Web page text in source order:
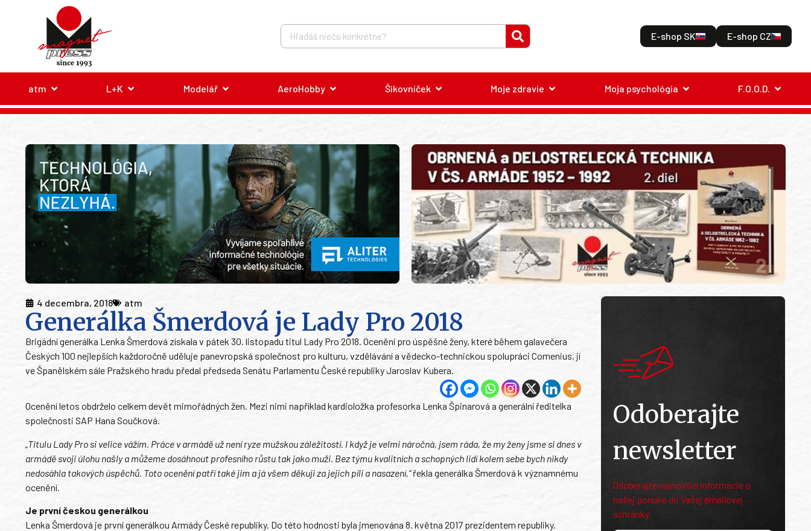
E-shop SK E-shop CZ
atm L+K Modelář AeroHobby Šikovníček Moje zdravie Moja psychológia F.O.O.D.
4 decembra, 2018 atm
Generálka Šmerdová je Lady Pro 2018
Brigádní generálka Lenka Šmerdová získala v pátek 30. listopadu titul Lady Pro 2018. Ocenění pro úspěšné ženy, které během galavečera
Českých 100 nejlepších každoročně uděluje panevropská společnost pro kulturu, vzdělávání a vědecko-technickou spolupráci Comenius, jí
ve Španělském sále Pražského hradu předal předseda Senátu Parlamentu České republiky Jaroslav Kubera.
Ocenění letos obdrželo celkem devět mimořádných žen. Mezi nimi například kardioložka profesorka Lenka Špinarová a generální ředitelka
společnosti SAP Hana Součková.
„Titulu Lady Pro si velice vážím. Práce v armádě už není ryze mužskou záležitostí. I když je velmi náročná, jsem ráda, že my ženy jsme si dnes v
armádě svoji úlohu našly a můžeme dosáhnout profesního růstu tak jako muži. Bez týmu kvalitních a schopných lidí kolem sebe bych nikdy
nedosáhla takových úspěchů. Toto ocenění patří také jim a já všem děkuji za jejich píli a nasazení,“řekla generálka Šmerdová k významnému
ocenění.
Je první českou generálkou
Lenka Šmerdová je první generálkou Armády České republiky. Do této hodnosti byla jmenována 8. května 2017 prezidentem republiky.
Odoberajte
newsletter
Odoberajte najnovšie informácie o
našej ponuke do Vašej emailovej
schránky.